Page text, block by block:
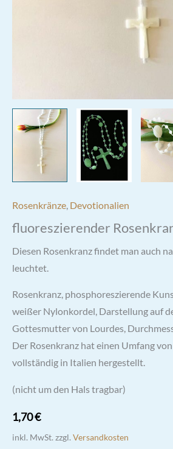
Rosenkränze, Devotionalien
fluoreszierender
Diesen Rosenkranz findet man auch
leuchtet.
Rosenkranz, phosphoreszierende
weißer Nylonkordel, Darstellung auf
Gottesmutter von Lourdes,
Der Rosenkranz hat einen Umfang
vollständig in Italien hergestellt.
(nicht um den Hals tragbar)
1,70€
inkl. MwSt. zzgl. Versandkosten